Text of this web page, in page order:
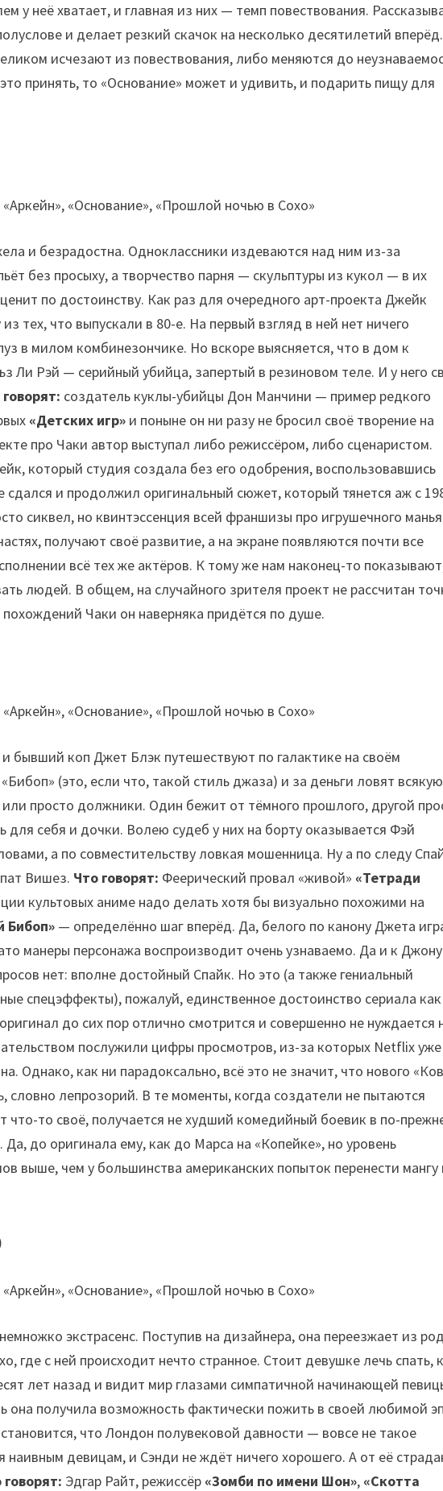
у неё хватает, и главная из них — темп повествования.
и делает резкий скачок на несколько десятилетий
исчезают из повествования, либо меняются до
принять, то «Основание» может и удивить, и подарить пищу для
и безрадостна. Одноклассники издеваются над ним из-за
без просыху, а творчество парня — скульптуры из кукол — в их
по достоинству. Как раз для очередного арт-проекта Джейк
тех, что выпускали в 80-е. На первый взгляд в ней нет ничего
в милом комбинезончике. Но вскоре выясняется, что в дом к
Ли Рэй — серийный убийца, запертый в резиновом теле. И у него
создатель куклы-убийцы Дон Манчини — пример редкого
«Детских игр» и поныне он ни разу не бросил своё творение на
про Чаки автор выступал либо режиссёром, либо сценаристом.
который студия создала без его одобрения, воспользовавшись
и продолжил оригинальный сюжет, который тянется аж с
сиквел, но квинтэссенция всей франшизы про игрушечного
получают своё развитие, а на экране появляются почти все
всё тех же актёров. К тому же нам наконец-то
людей. В общем, на случайного зрителя проект не рассчитан
Чаки он наверняка придётся по душе.
бывший коп Джет Блэк путешествуют по галактике на своём
(это, если что, такой стиль джаза) и за деньги ловят всякую
или просто должники. Один бежит от тёмного прошлого, другой
для себя и дочки. Волею судеб у них на борту оказывается Фэй
а по совместительству ловкая мошенница. Ну а по следу
Вишез. Что говорят: Феерический провал «живой» «Тетради
культовых аниме надо делать хотя бы визуально похожими на
Бибоп» — определённо шаг вперёд. Да, белого по канону Джета
манеры персонажа воспроизводит очень узнаваемо. Да и к
нет: вполне достойный Спайк. Но это (а также гениальный
спецэффекты), пожалуй, единственное достоинство сериала как
до сих пор отлично смотрится и совершенно не нуждается
послужили цифры просмотров, из-за которых Netflix уже
Однако, как ни парадоксально, всё это не значит, что нового
словно лепрозорий. В те моменты, когда создатели не пытаются
что-то своё, получается не худший комедийный боевик в по-
до оригинала ему, как до Марса на «Копейке», но уровень
выше, чем у большинства американских попыток перенести мангу
экстрасенс. Поступив на дизайнера, она переезжает из
где с ней происходит нечто странное. Стоит девушке лечь спать,
лет назад и видит мир глазами симпатичной начинающей
она получила возможность фактически пожить в своей любимой
что Лондон полувековой давности — вовсе не такое
наивным девицам, и Сэнди не ждёт ничего хорошего. А от её
говорят: Эдгар Райт, режиссёр «Зомби по имени Шон», «Скотта